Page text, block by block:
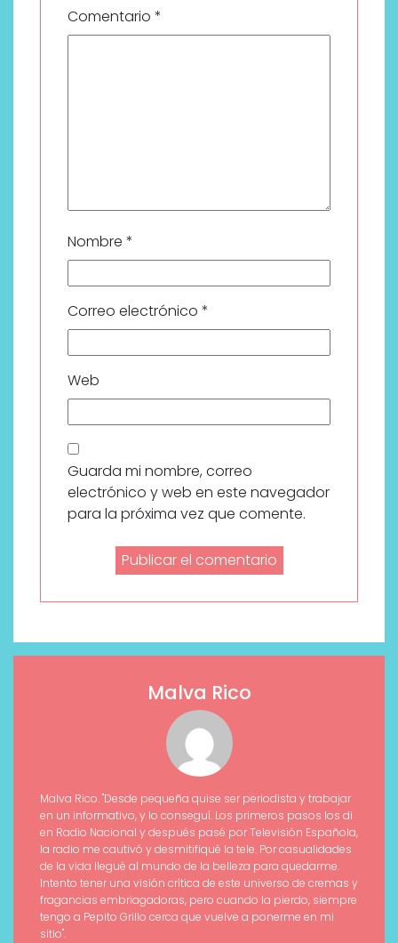
Comentario *
Nombre *
Correo electrónico *
Web
Guarda mi nombre, correo
electrónico y web en este navegador
para la próxima vez que comente.
Malva Rico
Malva Rico. "Desde pequeña quise ser periodista y trabajar
en un informativo, y lo conseguí. Los primeros pasos los di
en Radio Nacional y después pasé por Televisión Española,
la radio me cautivó y desmitifiqué la tele. Por casualidades
de la vida llegué al mundo de la belleza para quedarme.
Intento tener una visión crítica de este universo de cremas y
fragancias embriagadoras, pero cuando la pierdo, siempre
tengo a Pepito Grillo cerca que vuelve a ponerme en mi
sitio".